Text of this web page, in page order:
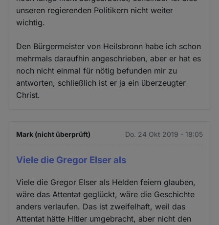
unseren regierenden Politikern nicht weiter
wichtig.
Den Bürgermeister von Heilsbronn habe ich schon
mehrmals daraufhin angeschrieben, aber er hat es
noch nicht einmal für nötig befunden mir zu
antworten, schließlich ist er ja ein überzeugter
Christ.
Mark (nicht überprüft) Do. 24 Okt 2019 - 18:05
Viele die Gregor Elser als
Viele die Gregor Elser als Helden feiern glauben,
wäre das Attentat geglückt, wäre die Geschichte
anders verlaufen. Das ist zweifelhaft, weil das
Attentat hätte Hitler umgebracht, aber nicht den